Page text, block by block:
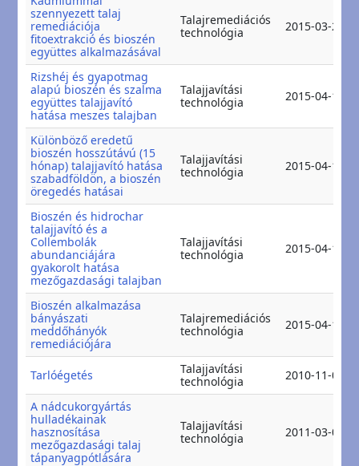
szennyezett talaj
remediációja
fitoextrakció és bioszén
együttes alkalmazásával
Talajremediációs
technológia
2015-03-26
Rizshéj és gyapotmag
alapú bioszén és szalma
együttes talajjavító
hatása meszes talajban
Talajjavítási
technológia
2015-04-11
Különböző eredetű
bioszén hosszútávú (15
hónap) talajjavító hatása
szabadföldön, a bioszén
öregedés hatásai
Talajjavítási
technológia
2015-04-11
Bioszén és hidrochar
talajjavító és a
Collembolák
abundanciájára
gyakorolt hatása
mezőgazdasági talajban
Talajjavítási
technológia
2015-04-15
Bioszén alkalmazása
bányászati
meddőhányók
remediációjára
Talajremediációs
technológia
2015-04-15
Tarlóégetés
Talajjavítási
technológia
2010-11-01
A nádcukorgyártás
hulladékainak
hasznosítása
mezőgazdasági talaj
tápanyagpótlására
Talajjavítási
technológia
2011-03-02